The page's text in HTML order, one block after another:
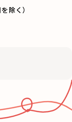
除く）